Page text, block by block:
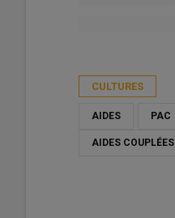
CULTURES
AIDES PAC
AIDES COUPLÉES